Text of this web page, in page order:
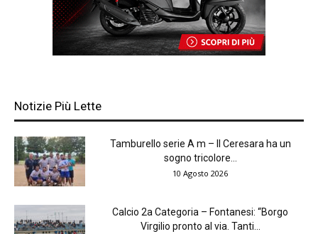
Notizie Più Lette
Tamburello serie A m – Il Ceresara ha un
sogno tricolore...
10 Agosto 2026
Calcio 2a Categoria – Fontanesi: “Borgo
Virgilio pronto al via. Tanti...